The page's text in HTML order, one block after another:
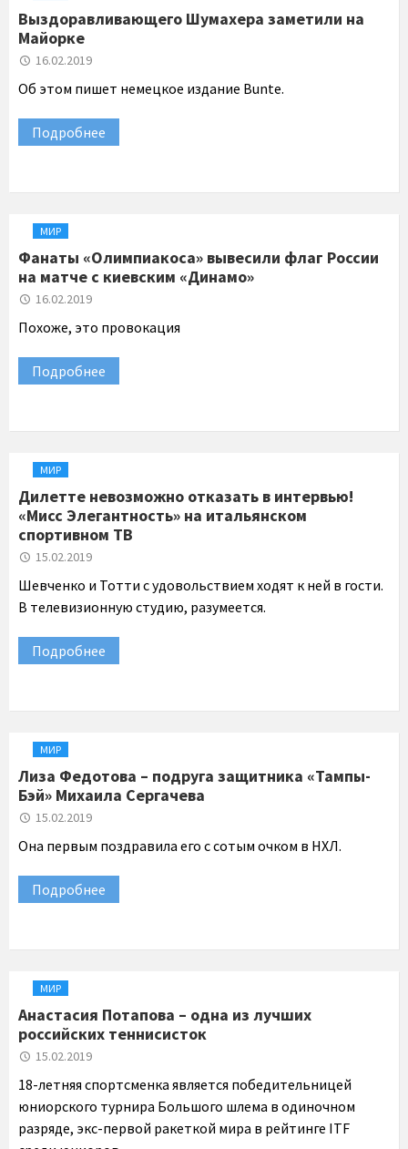
Выздоравливающего Шумахера заметили на
Майорке
16.02.2019
Об этом пишет немецкое издание Bunte.
Подробнее
МИР
Фанаты «Олимпиакоса» вывесили флаг России
на матче с киевским «Динамо»
16.02.2019
Похоже, это провокация
Подробнее
МИР
Дилетте невозможно отказать в интервью!
«Мисс Элегантность» на итальянском
спортивном ТВ
15.02.2019
Шевченко и Тотти с удовольствием ходят к ней в гости.
В телевизионную студию, разумеется.
Подробнее
МИР
Лиза Федотова – подруга защитника «Тампы-
Бэй» Михаила Сергачева
15.02.2019
Она первым поздравила его с сотым очком в НХЛ.
Подробнее
МИР
Анастасия Потапова – одна из лучших
российских теннисисток
15.02.2019
18-летняя спортсменка является победительницей
юниорского турнира Большого шлема в одиночном
разряде, экс-первой ракеткой мира в рейтинге ITF